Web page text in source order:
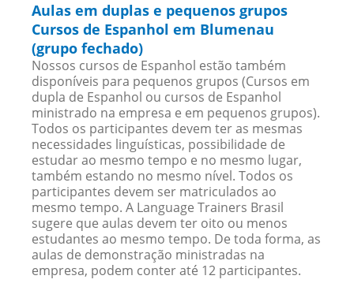
Aulas em duplas e pequenos grupos
Cursos de Espanhol em Blumenau
(grupo fechado)
Nossos cursos de Espanhol estão também
disponíveis para pequenos grupos (Cursos em
dupla de Espanhol ou cursos de Espanhol
ministrado na empresa e em pequenos grupos).
Todos os participantes devem ter as mesmas
necessidades linguísticas, possibilidade de
estudar ao mesmo tempo e no mesmo lugar,
também estando no mesmo nível. Todos os
participantes devem ser matriculados ao
mesmo tempo. A Language Trainers Brasil
sugere que aulas devem ter oito ou menos
estudantes ao mesmo tempo. De toda forma, as
aulas de demonstração ministradas na
empresa, podem conter até 12 participantes.